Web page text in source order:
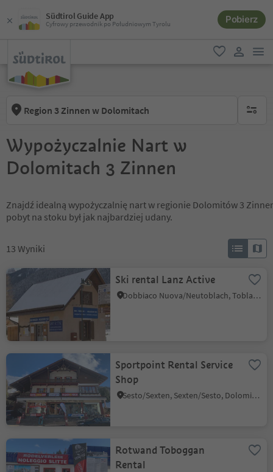
Südtirol Guide App
Cyfrowy przewodnik po Południowym Tyrolu Pobierz
ulubione
Region 3 Zinnen w Dolomitach brak
Wypożyczalnie Nart w
Dolomitach 3 Zinnen
Znajdź idealną wypożyczalnię nart w regionie Dolomitów 3
pobyt na stoku był jak najbardziej udany.
13 Wyniki
Ski rental Lanz Active
Dobbiaco Nuova/Neutoblach, Toblach/Dobbiaco, Dolomites Region 3 Zinnen
Sportpoint Rental Service
Shop
Sesto/Sexten, Sexten/Sesto, Dolomites Region 3 Zinnen
Rotwand Toboggan
Rental